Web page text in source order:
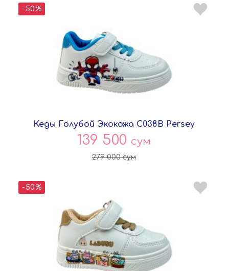
-50%
Кеды Голубой Экокожа C038B Persey
139 500 сум
279 000сум
-50%